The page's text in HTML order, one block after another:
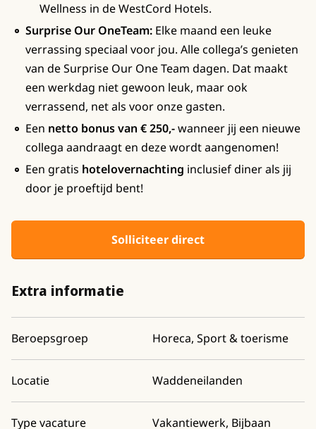
Wellness in de WestCord Hotels.
Surprise Our OneTeam: Elke maand een leuke
verrassing speciaal voor jou. Alle collega’s genieten
van de Surprise Our One Team dagen. Dat maakt
een werkdag niet gewoon leuk, maar ook
verrassend, net als voor onze gasten.
Een netto bonus van € 250,-wanneer jij een nieuwe
collega aandraagt en deze wordt aangenomen!
Een gratis hotelovernachting inclusief diner als jij
door je proeftijd bent!
Solliciteer direct
Extra informatie
Beroepsgroep Horeca, Sport & toerisme
Locatie Waddeneilanden
Type vacature Vakantiewerk, Bijbaan